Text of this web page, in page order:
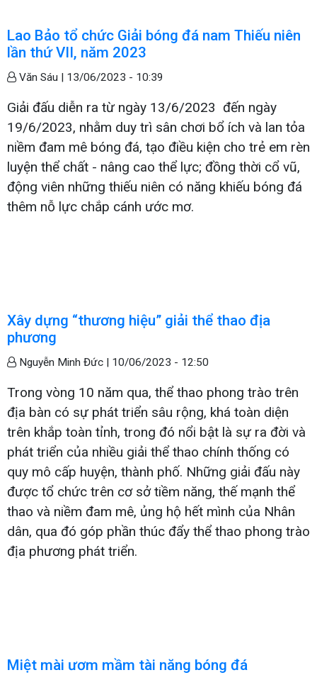
Lao Bảo tổ chức Giải bóng đá nam Thiếu niên
lần thứ VII, năm 2023
Văn Sáu | 13/06/2023 - 10:39
Giải đấu diễn ra từ ngày 13/6/2023 đến ngày
19/6/2023, nhằm duy trì sân chơi bổ ích và lan tỏa
niềm đam mê bóng đá, tạo điều kiện cho trẻ em rèn
luyện thể chất - nâng cao thể lực; đồng thời cổ vũ,
động viên những thiếu niên có năng khiếu bóng đá
thêm nỗ lực chắp cánh ước mơ.
Xây dựng “thương hiệu” giải thể thao địa
phương
Nguyễn Minh Đức | 10/06/2023 - 12:50
Trong vòng 10 năm qua, thể thao phong trào trên
địa bàn có sự phát triển sâu rộng, khá toàn diện
trên khắp toàn tỉnh, trong đó nổi bật là sự ra đời và
phát triển của nhiều giải thể thao chính thống có
quy mô cấp huyện, thành phố. Những giải đấu này
được tổ chức trên cơ sở tiềm năng, thế mạnh thể
thao và niềm đam mê, ủng hộ hết mình của Nhân
dân, qua đó góp phần thúc đẩy thể thao phong trào
địa phương phát triển.
Miệt mài ươm mầm tài năng bóng đá